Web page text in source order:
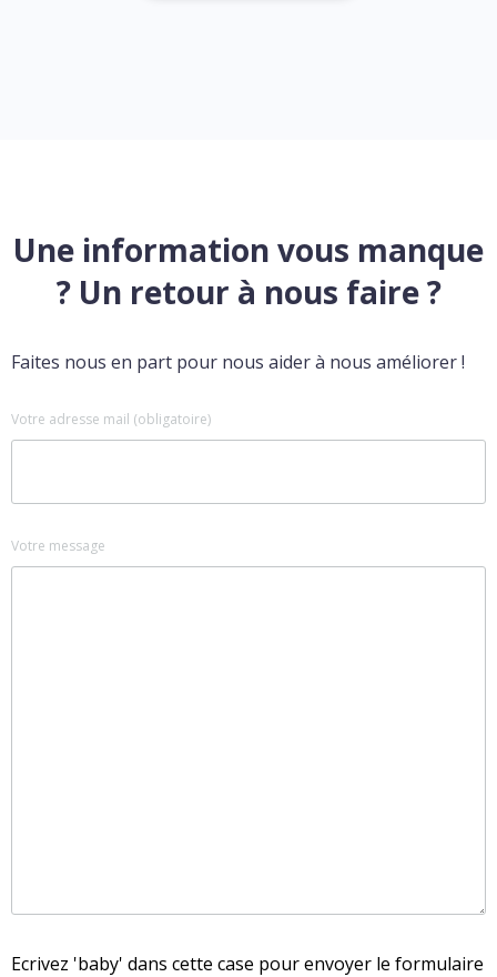
Une information vous manque
? Un retour à nous faire ?
Faites nous en part pour nous aider à nous améliorer !
Votre adresse mail (obligatoire)
Votre message
Ecrivez 'baby' dans cette case pour envoyer le formulaire